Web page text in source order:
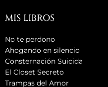
MIS LIBROS
No te perdono
Ahogando en silencio
Consternación Suicida
El Closet Secreto
Trampas del Amor